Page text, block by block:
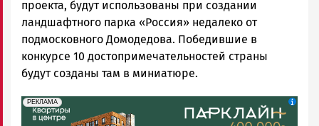
проекта, будут использованы при создании
ландшафтного парка «Россия» недалеко от
подмосковного Домодедова. Победившие в
конкурсе 10 достопримечательностей страны
будут созданы там в миниатюре.
erid: 2SDnjdeSPnB
РЕКЛАМА
Реклама